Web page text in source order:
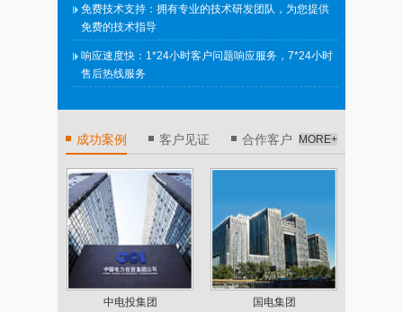
免费技术支持：拥有专业的技术研发团队，为您提供
免费的技术指导
响应速度快：1*24小时客户问题响应服务，7*24小时
售后热线服务
MORE+
成功案例 客户见证 合作客户
中电投集团
国电集团